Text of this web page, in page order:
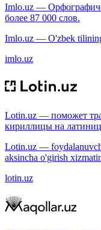
Imlo.uz —
более 87 000 слов.
Imlo.uz — O'zbek
imlo.uz
Lotin.uz — поможет
кириллицы на
Lotin.uz —
aksincha o'girish
lotin.uz